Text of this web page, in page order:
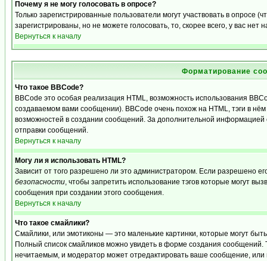
Почему я не могу голосовать в опросе?
Только зарегистрированные пользователи могут участвовать в опросе
зарегистрированы, но не можете голосовать, то, скорее всего, у вас нет
Вернуться к началу
Форматирование
Что такое BBCode?
BBCode это особая реализация HTML, возможность использования
создаваемом вами сообщении). BBCode очень похож на HTML, тэги в
возможностей в создании сообщений. За дополнительной
отправки сообщений.
Вернуться к началу
Могу ли я использовать HTML?
Зависит от того разрешено ли это администратором. Если разрешено
безопасности, чтобы запретить использование тэгов которые могут
сообщения при создании этого сообщения.
Вернуться к началу
Что такое смайлики?
Смайлики, или эмотиконы — это маленькие картинки, которые могут
Полный список смайликов можно увидеть в форме создания сообщений.
нечитаемым, и модератор может отредактировать ваше сообщение, или